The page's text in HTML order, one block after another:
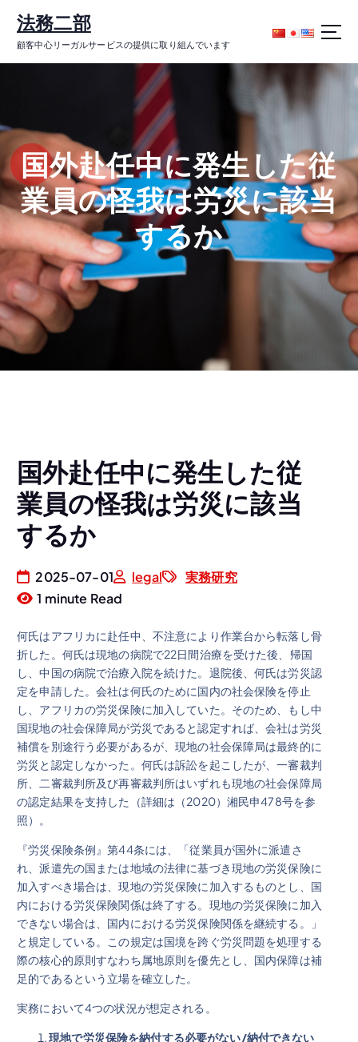
ン
キ
ッ
プ
法務二部
顧客中心リーガルサービスの提供に取り組んでいます
国外赴任中に発生した従
業員の怪我は労災に該当
するか
国外赴任中に発生した従
業員の怪我は労災に該当
するか
2025-07-01 legal
実務研究
1 minute Read
何氏はアフリカに赴任中、不注意により作業台から転落し骨
折した。何氏は現地の病院で22日間治療を受けた後、帰国
し、中国の病院で治療入院を続けた。退院後、何氏は労災認
定を申請した。会社は何氏のために国内の社会保険を停止
し、アフリカの労災保険に加入していた。そのため、もし中
国現地の社会保障局が労災であると認定すれば、会社は労災
補償を別途行う必要があるが、現地の社会保障局は最終的に
労災と認定しなかった。何氏は訴訟を起こしたが、一審裁判
所、二審裁判所及び再審裁判所はいずれも現地の社会保障局
の認定結果を支持した（詳細は（2020）湘民申478号を参
照）。
『労災保険条例』第44条には、「従業員が国外に派遣さ
れ、派遣先の国または地域の法律に基づき現地の労災保険に
加入すべき場合は、現地の労災保険に加入するものとし、国
内における労災保険関係は終了する。現地の労災保険に加入
できない場合は、国内における労災保険関係を継続する。」
と規定している。この規定は国境を跨ぐ労災問題を処理する
際の核心的原則すなわち属地原則を優先とし、国内保障は補
足的であるという立場を確立した。
実務において4つの状況が想定される。
現地で労災保険を納付する必要がない/納付できない